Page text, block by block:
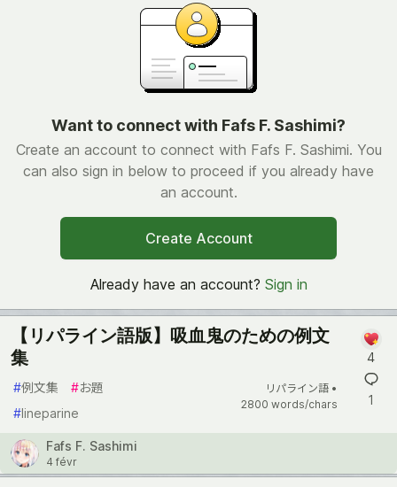
Want to connect with Fafs F. Sashimi?
Create an account to connect with Fafs F. Sashimi. You
can also sign in below to proceed if you already have
an account.
Create Account
Already have an account? Sign in
【リパライン語版】吸血鬼のための例文
集
#例文集 #お題
#lineparine
リパライン語 •
2800 words/chars
4
1
Fafs F. Sashimi
4 févr